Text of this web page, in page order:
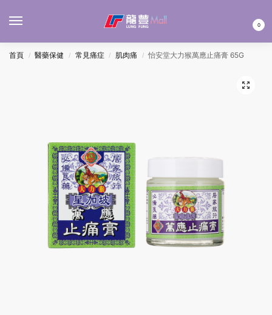
0
首頁 / 醫藥保健 / 常見痛症 / 肌肉痛 / 怡安堂大力猴萬應止痛膏 65G